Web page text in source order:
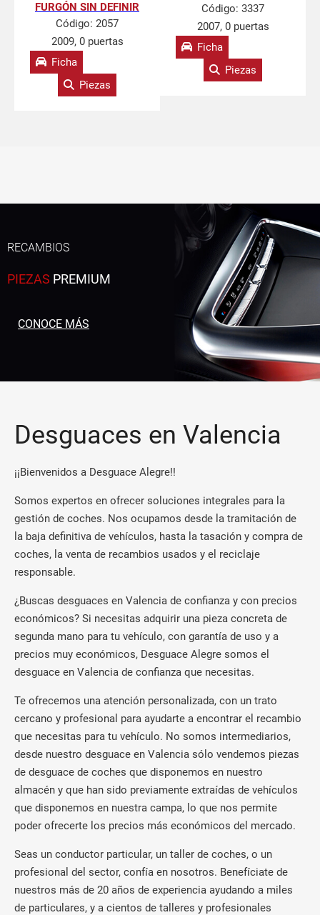
FURGÓN SIN DEFINIR
Código: 2057
2009, 0 puertas
Ficha
Piezas
Código: 3337
2007, 0 puertas
Ficha
Piezas
RECAMBIOS
PIEZAS PREMIUM
CONOCE MÁS
Desguaces en Valencia
¡¡Bienvenidos a Desguace Alegre!!
Somos expertos en ofrecer soluciones integrales para la
gestión de coches. Nos ocupamos desde la tramitación de
la baja definitiva de vehículos, hasta la tasación y compra de
coches, la venta de recambios usados y el reciclaje
responsable.
¿Buscas desguaces en Valencia de confianza y con precios
económicos? Si necesitas adquirir una pieza concreta de
segunda mano para tu vehículo, con garantía de uso y a
precios muy económicos, Desguace Alegre somos el
desguace en Valencia de confianza que necesitas.
Te ofrecemos una atención personalizada, con un trato
cercano y profesional para ayudarte a encontrar el recambio
que necesitas para tu vehículo. No somos intermediarios,
desde nuestro desguace en Valencia sólo vendemos piezas
de desguace de coches que disponemos en nuestro
almacén y que han sido previamente extraídas de vehículos
que disponemos en nuestra campa, lo que nos permite
poder ofrecerte los precios más económicos del mercado.
Seas un conductor particular, un taller de coches, o un
profesional del sector, confía en nosotros. Benefíciate de
nuestros más de 20 años de experiencia ayudando a miles
de particulares, y a cientos de talleres y profesionales